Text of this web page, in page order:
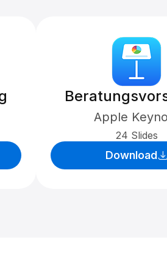
Apple
24 Slides
Download